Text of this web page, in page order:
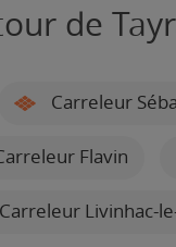
de
Carreleur
Flavin
Carreleur Livinhac-